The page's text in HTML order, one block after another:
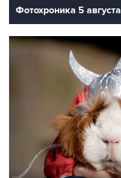
Фотохроника 5 августа